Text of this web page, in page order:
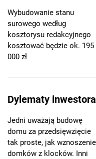
Wybudowanie stanu
surowego według
kosztorysu redakcyjnego
kosztować będzie ok. 195
000 zł
Dylematy inwestora
Jedni uważają budowę
domu za przedsięwzięcie
tak proste, jak wznoszenie
domków z klocków. Inni